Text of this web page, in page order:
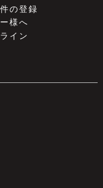
の登録
様へ
イン